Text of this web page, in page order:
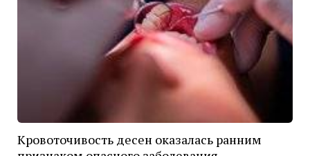
Кровоточивость десен оказалась ранним